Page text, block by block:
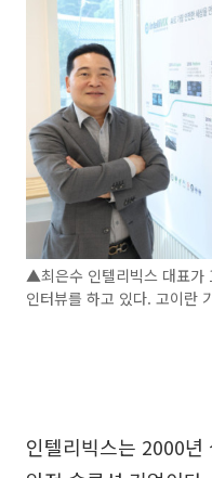
▲최은수 인텔리빅스 대표가
인터뷰를 하고 있다. 고이
인텔리빅스는 2000년